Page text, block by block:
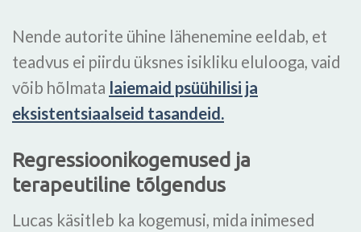
Nende autorite ühine lähenemine eeldab, et
teadvus ei piirdu üksnes isikliku elulooga, vaid
võib hõlmata laiemaid psüühilisi ja
eksistentsiaalseid tasandeid.
Regressioonikogemused ja
terapeutiline tõlgendus
Lucas käsitleb ka kogemusi, mida inimesed